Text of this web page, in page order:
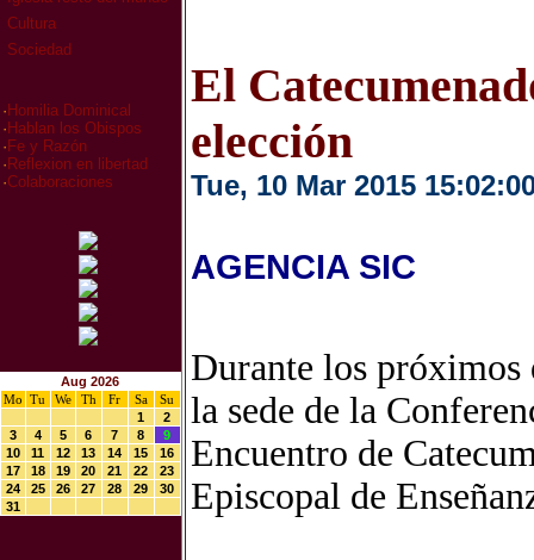
Cultura
Sociedad
· Homilia Dominical
· Hablan los Obispos
· Fe y Razón
· Reflexion en libertad
·Colaboraciones
Aug 2026
Mo
Tu We Th Fr Sa
Su
1
2
3
4 5 6 7 8
9
10
11 12 13 14 15
16
17
18 19 20 21 22
23
24
25 26 27 28 29
30
31
El
elección
Tue, 10 Mar 2015
AGENCIA SIC
Durante los próximos
la sede de la
Encuentro de
Episcopal de